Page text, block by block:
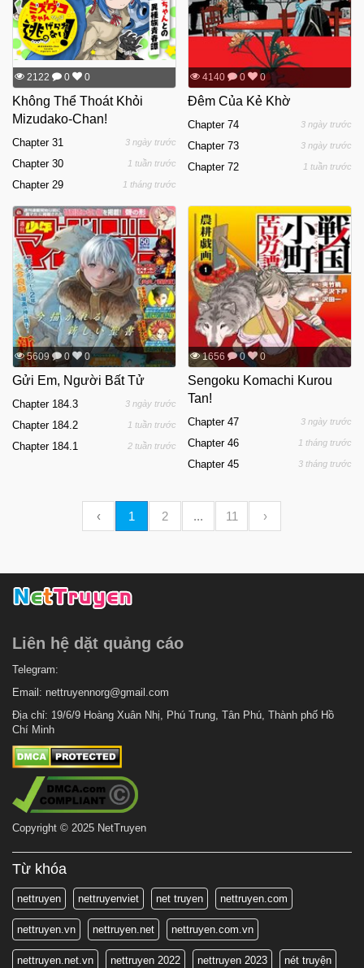
2122 0 0
Không Thể Thoát Khỏi
Mizudako-Chan!
Chapter 31 3 ngày trước
Chapter 30 1 tuần trước
Chapter 29 1 tháng trước
4140 0 0
Đêm Của Kẻ Khờ
Chapter 74 3 ngày trước
Chapter 73 3 ngày trước
Chapter 72 1 tuần trước
5609 0 0
Gửi Em, Người Bất Tử
Chapter 184.3 3 ngày trước
Chapter 184.2 1 tuần trước
Chapter 184.1 2 tuần trước
1656 0 0
Sengoku Komachi Kurou
Tan!
Chapter 47 3 ngày trước
Chapter 46 1 tháng trước
Chapter 45 3 tháng trước
‹ 1 2 ... 11 ›
Liên hệ dặt quảng cáo
Telegram:
Email: nettruyennorg@gmail.com
Địa chỉ: 19/6/9 Hoàng Xuân Nhị, Phú Trung, Tân Phú, Thành phố Hồ
Chí Minh
Copyright © 2025 NetTruyen
Từ khóa
nettruyen nettruyenviet net truyen nettruyen.com
nettruyen.vn nettruyen.net nettruyen.com.vn
nettruyen.net.vn nettruyen 2022 nettruyen 2023 nét truyện